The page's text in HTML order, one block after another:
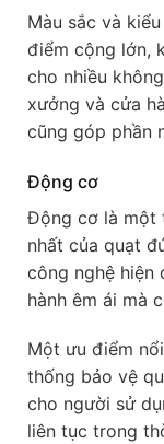
Màu sắc và
điểm cộng lớn,
cho nhiều
xưởng và cửa
cũng góp phần
Động cơ
Động cơ là một
nhất của quạt
công nghệ hiện
hành êm ái mà
Một ưu điểm
thống bảo vệ
cho người sử
liên tục trong